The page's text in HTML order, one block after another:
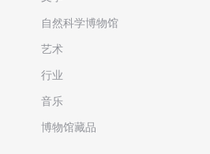
自然科学博物馆
艺术
行业
音乐
博物馆藏品